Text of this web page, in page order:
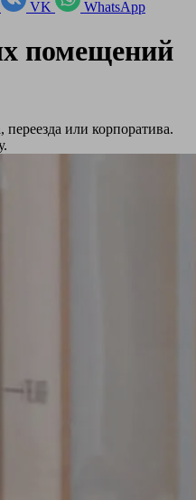
VK WhatsApp
помещений
или корпоратива.